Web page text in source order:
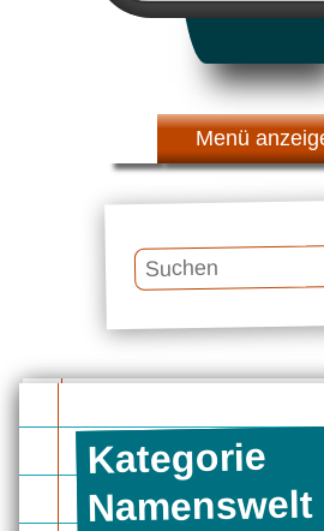
Menü
Kategorie
Namenswelt